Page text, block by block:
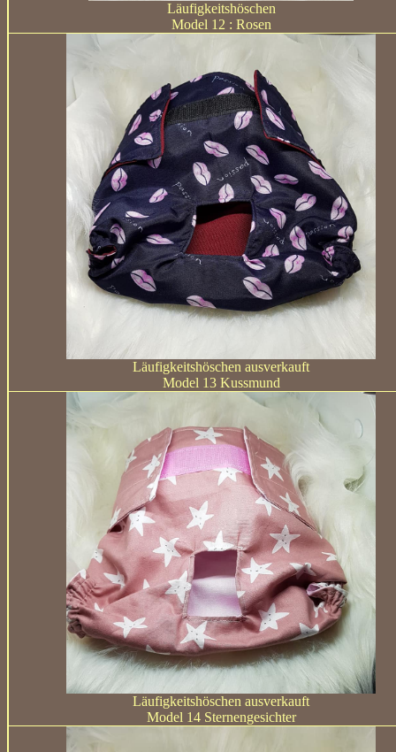
Läufigkeitshöschen
Model 12 : Rosen
Läufigkeitshöschen ausverkauft
Model 13 Kussmund
Läufigkeitshöschen ausverkauft
Model 14 Sternengesichter